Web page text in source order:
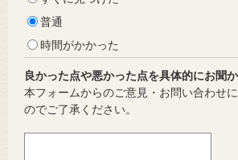
普通
時間がかかった
良かった点や悪かった点を具体的にお聞か
本フォームからのご意見・お問い合わせ
のでご了承ください。